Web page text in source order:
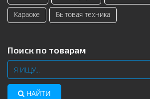
Караоке
Бытовая техника
Поиск по товарам
НАЙТИ